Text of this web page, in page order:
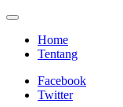
Home
Tentang
Facebook
Twitter